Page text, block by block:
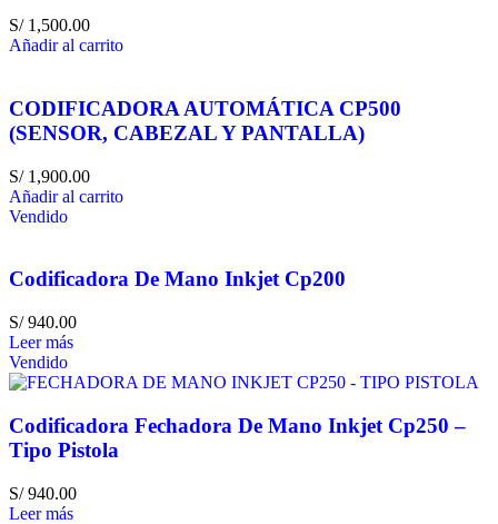
S/1,500.00
Añadir al carrito
CODIFICADORA AUTOMÁTICA CP500
(SENSOR, CABEZAL Y PANTALLA)
S/1,900.00
Añadir al carrito
Vendido
Codificadora De Mano Inkjet Cp200
S/940.00
Leer más
Vendido
Codificadora Fechadora De Mano Inkjet Cp250 –
Tipo Pistola
S/940.00
Leer más